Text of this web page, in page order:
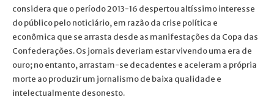
considera que o período 2013-16 despertou altíssimo interesse
do público pelo noticiário, em razão da crise política e
econômica que se arrasta desde as manifestações da Copa das
Confederações. Os jornais deveriam estar vivendo uma era de
ouro; no entanto, arrastam-se decadentes e aceleram a própria
morte ao produzir um jornalismo de baixa qualidade e
intelectualmente desonesto.